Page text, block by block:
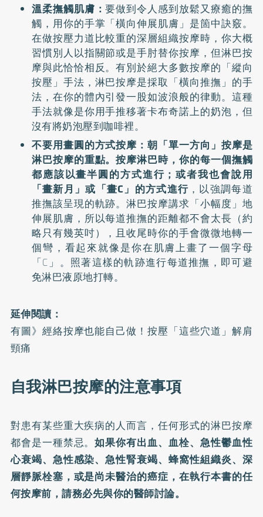
溫柔撫觸肌膚：要做到令人感到放鬆又療癒的撫
觸，用你的手掌「橫向伸展肌膚」是箇中訣竅。
在做按壓力道比較重的深層組織按摩時，你大概
習慣別人以指關節或是手肘替你按摩，但淋巴按
摩與此恰恰相反。有別於絕大多數按摩的「縱向
按壓」手法，淋巴按摩是採取「橫向推撫」的手
法，在你的體內引發一股如波浪般的律動。這種
手法就像是你用手推移著卡布奇諾上的奶泡，但
沒有將奶泡壓到咖啡裡。
不要用畫圓的方式按摩：朝「單一方向」按摩是
淋巴按摩的重點。按摩淋巴時，你的每一個撫觸
都應該以畫半圓的方式進行；或者我也會說用
「畫新月」或「畫C」的方式進行 ，以強調每道
推撫該呈現的軌跡。淋巴按摩講求「小幅度」地
伸展肌膚，所以每道推撫的距離都不會太長（約
略只有幾英吋），且收尾時你的手會微微地轉一
個彎，看起來就像是你在肌膚上畫了一個字母
「C」。照著這樣的軌跡進行每道推撫，即可避
免淋巴液原地打轉。
延伸閱讀：
有圖》經絡按摩也能自己做！按壓「這些穴道」解肩
頸痛
自我淋巴按摩的注意事項
對患有某些重大疾病的人而言，任何形式的淋巴按摩
都會是一種禁忌。如果你有出血、血栓、急性鬱血性
心衰竭、急性感染、急性腎衰竭、蜂窩性組織炎、深
層靜脈栓塞，或是尚未醫治的癌症，在執行本書的任
何按摩前，請務必先與你的醫師討論。